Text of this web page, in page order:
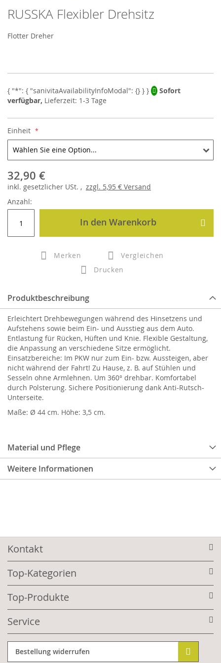
Skip
to
the
beginning
images
RUSSKA Flexibler Drehsitz
Flotter Dreher
Sofort
verfügbar, Lieferzeit: 1-3 Tage
Einheit
32,90 €
inkl. gesetzlicher USt. , zzgl. 5,95 € Versand
Anzahl:
In den Warenkorb
Merken
Vergleichen
Drucken
Produktbeschreibung
Material und Pflege
Weitere Informationen
Erleichtert Drehbewegungen während des Hinsetzens und
Aufstehens sowie beim Ein- und Ausstieg aus dem Auto.
Entlastung für Rücken, Hüften und Knie. Flexible Gestaltung,
die Anpassung an verschiedene Sitze ermöglicht.
Einsatzbereiche: Im PKW nur zum Ein- bzw. Aussteigen, aber
nicht während der Fahrt! Zu Hause, z. B. auf Stühlen und
Sesseln ohne Armlehnen. Um 360° drehbar. Komfortabel
durch Polsterung. Sichere Positionierung dank Anti-Rutsch-
Unterseite.
Maße: Ø 44 cm. Höhe: 3,5 cm.
Kontakt
Top-Kategorien
Top-Produkte
Service
Bestellung widerrufen